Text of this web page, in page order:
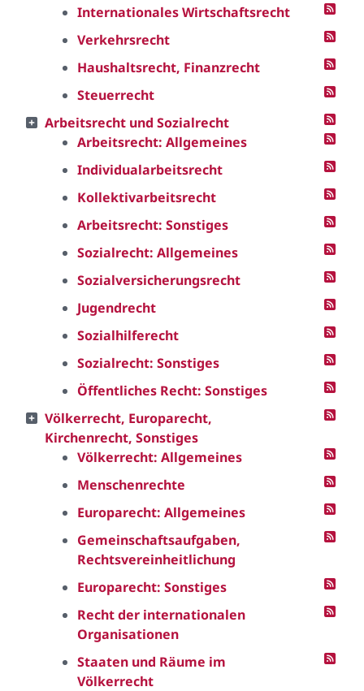
Internationales Wirtschaftsrecht
Verkehrsrecht
Haushaltsrecht, Finanzrecht
Steuerrecht
Arbeitsrecht und Sozialrecht
Arbeitsrecht: Allgemeines
Individualarbeitsrecht
Kollektivarbeitsrecht
Arbeitsrecht: Sonstiges
Sozialrecht: Allgemeines
Sozialversicherungsrecht
Jugendrecht
Sozialhilferecht
Sozialrecht: Sonstiges
Öffentliches Recht: Sonstiges
Völkerrecht, Europarecht,
Kirchenrecht, Sonstiges
Völkerrecht: Allgemeines
Menschenrechte
Europarecht: Allgemeines
Gemeinschaftsaufgaben,
Rechtsvereinheitlichung
Europarecht: Sonstiges
Recht der internationalen
Organisationen
Staaten und Räume im
Völkerrecht